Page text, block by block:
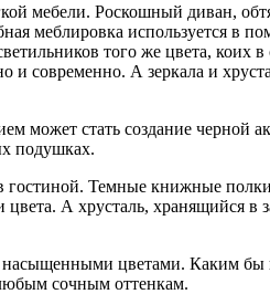
мебели. Роскошный диван,
меблировка используется в
того же цвета, коих
современно. А зеркала и
может стать создание черной
подушках.
гостиной. Темные книжные
А хрусталь, хранящийся в
насыщенными цветами. Каким
сочным оттенкам.